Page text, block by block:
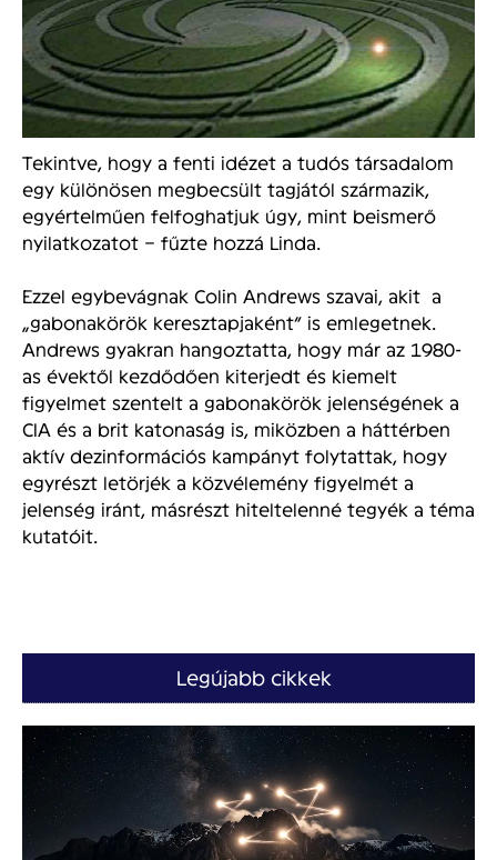
Tekintve, hogy a fenti idézet a tudós társadalom
egy különösen megbecsült tagjától származik,
egyértelműen felfoghatjuk úgy, mint beismerő
nyilatkozatot – fűzte hozzá Linda.
Ezzel egybevágnak Colin Andrews szavai, akit a
„gabonakörök keresztapjaként” is emlegetnek.
Andrews gyakran hangoztatta, hogy már az 1980-
as évektől kezdődően kiterjedt és kiemelt
figyelmet szentelt a gabonakörök jelenségének a
CIA és a brit katonaság is, miközben a háttérben
aktív dezinformációs kampányt folytattak, hogy
egyrészt letörjék a közvélemény figyelmét a
jelenség iránt, másrészt hiteltelenné tegyék a téma
kutatóit.
Legújabb cikkek